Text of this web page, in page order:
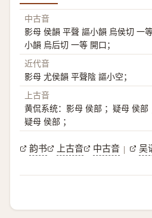
中古音
影母 侯韻 平聲 謳小韻 烏侯切 一
小韻 烏后切 一等 開口；
近代音
影母 尤侯韻 平聲陰 謳小空；
上古音
黄侃系统：影母 侯部 ；疑母 侯部
疑母 侯部 ；
韵书 上古音 中古音 | 吴